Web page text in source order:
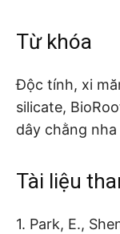
Từ khóa
Độc tính, xi
silicate,
dây chằng
Tài liệu
1. Park, E.,